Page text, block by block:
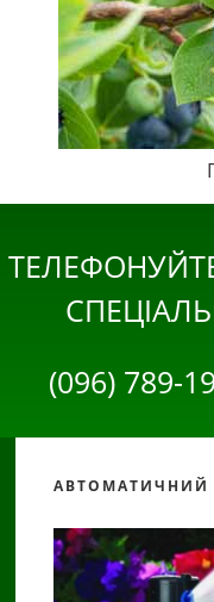
(096) 789-
АВТОМАТИЧНИЙ